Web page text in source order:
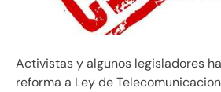
Activistas y algunos legisladores
reforma a Ley de